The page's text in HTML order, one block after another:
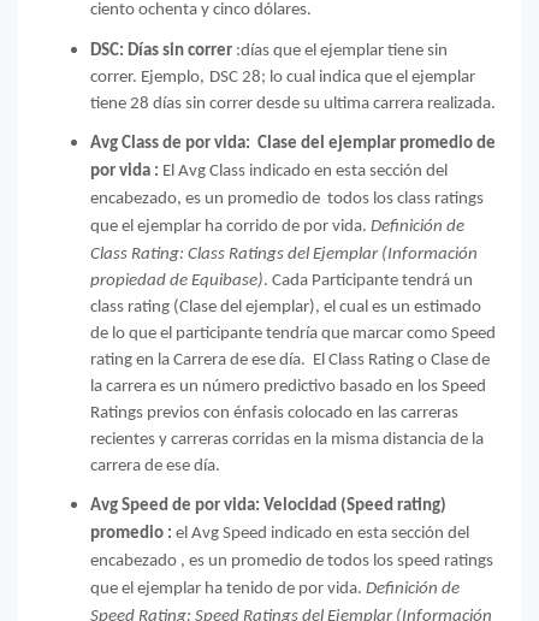
ciento ochenta y cinco dólares.
DSC: Días sin correr :días que el ejemplar tiene sin
correr. Ejemplo, DSC 28; lo cual indica que el ejemplar
tiene 28 días sin correr desde su ultima carrera realizada.
Avg Class de por vida: Clase del ejemplar promedio de
por vida : El Avg Class indicado en esta sección del
encabezado, es un promedio de todos los class ratings
que el ejemplar ha corrido de por vida. Definición de
Class Rating: Class Ratings del Ejemplar (Información
propiedad de Equibase). Cada Participante tendrá un
class rating (Clase del ejemplar), el cual es un estimado
de lo que el participante tendría que marcar como Speed
rating en la Carrera de ese día. El Class Rating o Clase de
la carrera es un número predictivo basado en los Speed
Ratings previos con énfasis colocado en las carreras
recientes y carreras corridas en la misma distancia de la
carrera de ese día.
Avg Speed de por vida: Velocidad (Speed rating)
promedio : el Avg Speed indicado en esta sección del
encabezado , es un promedio de todos los speed ratings
que el ejemplar ha tenido de por vida. Definición de
Speed Rating: Speed Ratings del Ejemplar (Información